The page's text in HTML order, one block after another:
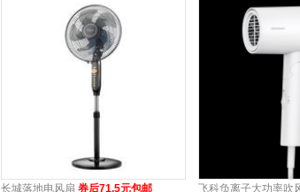
长城落地电风扇 券后71.5元包邮 飞科负离子大功率吹